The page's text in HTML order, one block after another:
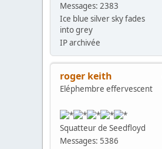
Messages: 2383
Ice blue silver sky fades
into grey
IP archivée
roger keith
Eléphembre effervescent
Squatteur de Seedfloyd
Messages: 5386